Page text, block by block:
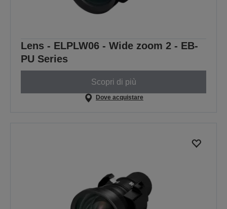
Lens - ELPLW06 - Wide zoom 2 - EB-
PU Series
Scopri di più
Dove acquistare